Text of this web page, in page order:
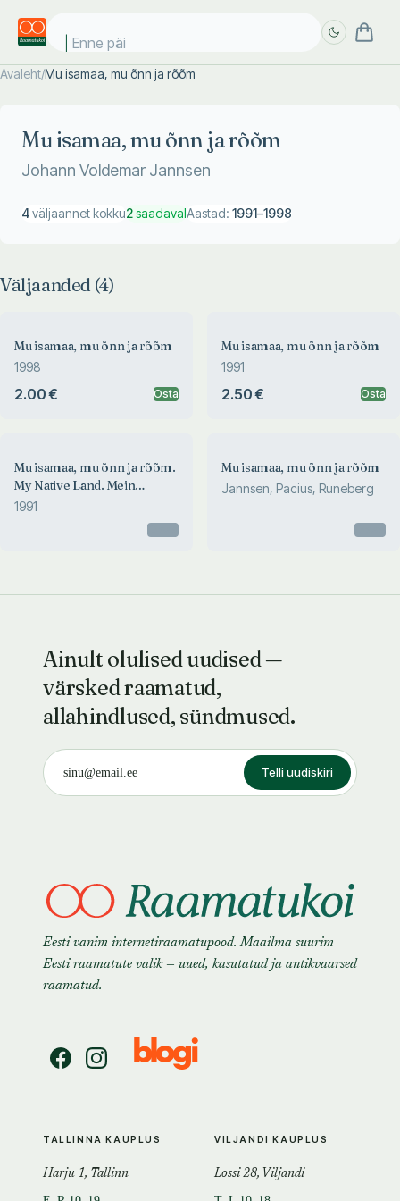
Enne päik
Avaleht/Mu isamaa, mu õnn ja rõõm
Mu isamaa, mu õnn ja rõõm
Johann Voldemar Jannsen
4väljaannet kokku2saadavalAastad: 1991–1998
Väljaanded (4)
Mu isamaa, mu õnn ja rõõm
1998
2.00 € Osta
Mu isamaa, mu õnn ja rõõm
1991
2.50 € Osta
Mu isamaa, mu õnn ja rõõm.
My Native Land. Mein
Vaterland
1991
Mu isamaa, mu õnn ja rõõm
Jannsen, Pacius, Runeberg
Ainult olulised uudised —
värsked raamatud,
allahindlused, sündmused.
Telli uudiskiri
Eesti vanim internetiraamatupood. Maailma suurim
Eesti raamatute valik — uued, kasutatud ja antikvaarsed
raamatud.
TALLINNA KAUPLUS
Harju 1, Tallinn
VILJANDI KAUPLUS
Lossi 28, Viljandi